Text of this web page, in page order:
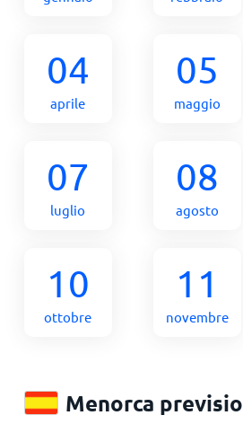
04
aprile
05
maggio
07
luglio
08
agosto
10
ottobre
11
novembre
Menorca